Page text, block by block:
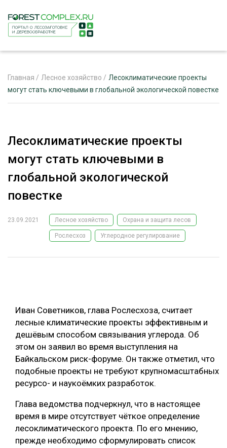
РЕКЛАМОДАТЕЛЯМ
ЛЕСОЗАГОТОВКА
ОБРАБОТКА ДРЕВЕСИНЫ
ЦИФРОВАЯ СРЕДА
ЛОГИСТИКА
ПРОИЗВОДСТВО ДРЕВЕСНЫХ ПЛИТ
ЦБП
КОМПЛЕКСНАЯ ПЕРЕРАБОТКА
ДЕРЕВЯННОЕ ДОМОСТРОЕНИЕ
БЕЗОПАСНОЕ ПРОИЗВОДСТВО
ПОДБОРКИ СТАТЕЙ
Главная / Лесное хозяйство / Лесоклиматические проекты
могут стать ключевыми в глобальной экологической повестке
Лесоклиматические проекты
могут стать ключевыми в
глобальной экологической
повестке
23.09.2021 Лесное хозяйство Охрана и защита лесов
Рослесхоз Углеродное регулирование
Иван Советников, глава Рослесхоза, считает
лесные климатические проекты эффективным и
дешёвым способом связывания углерода. Об
этом он заявил во время выступления на
Байкальском риск-форуме. Он также отметил, что
подобные проекты не требуют крупномасштабных
ресурсо- и наукоёмких разработок.
Глава ведомства подчеркнул, что в настоящее
время в мире отсутствует чёткое определение
лесоклиматического проекта. По его мнению,
прежде необходимо сформулировать список